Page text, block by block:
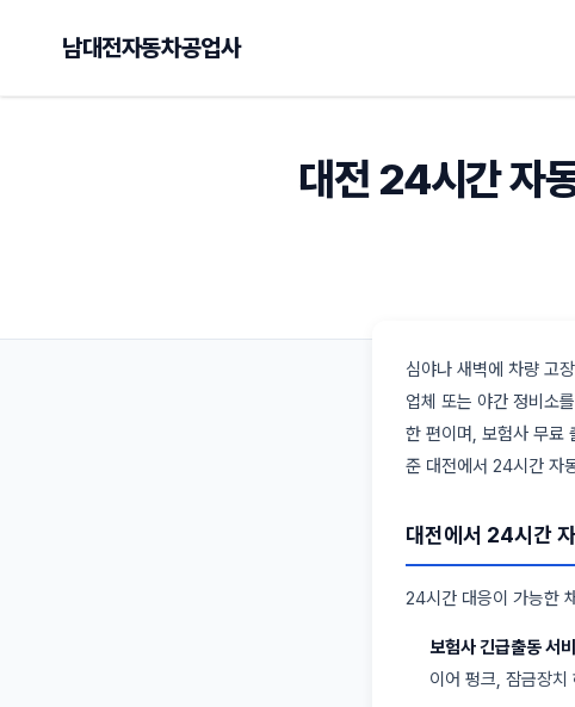
남대전자동차공업사
대전 24시간 자
심야나 새벽에 차량 고
업체 또는 야간 정비소
한 편이며, 보험사 무료
준 대전에서 24시간 자
대전에서 24시간
24시간 대응이 가능한
보험사 긴급출동 서
이어 펑크, 잠금장